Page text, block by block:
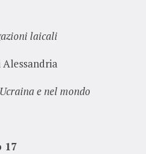
laicali
Alessandria
e nel mondo
17